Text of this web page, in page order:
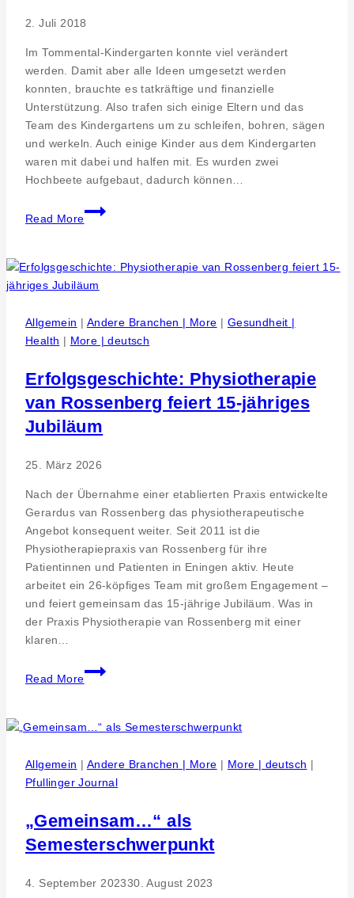
2. Juli 2018
Im Tommental-Kindergarten konnte viel verändert
werden. Damit aber alle Ideen umgesetzt werden
konnten, brauchte es tatkräftige und finanzielle
Unterstützung. Also trafen sich einige Eltern und das
Team des Kindergartens um zu schleifen, bohren, sägen
und werkeln. Auch einige Kinder aus dem Kindergarten
waren mit dabei und halfen mit. Es wurden zwei
Hochbeete aufgebaut, dadurch können…
Read More
Soziales
Engagement.
für
Tommentalkindergarten
Allgemein | Andere Branchen | More | Gesundheit |
Health | More | deutsch
Erfolgsgeschichte: Physiotherapie
van Rossenberg feiert 15-jähriges
Jubiläum
25. März 2026
Nach der Übernahme einer etablierten Praxis entwickelte
Gerardus van Rossenberg das physiotherapeutische
Angebot konsequent weiter. Seit 2011 ist die
Physiotherapiepraxis van Rossenberg für ihre
Patientinnen und Patienten in Eningen aktiv. Heute
arbeitet ein 26-köpfiges Team mit großem Engagement –
und feiert gemeinsam das 15-jährige Jubiläum. Was in
der Praxis Physiotherapie van Rossenberg mit einer
klaren…
Read More
Erfolgsgeschichte:
Physiotherapie
Rossenberg
15-
jähriges
Allgemein | Andere Branchen | More | More | deutsch |
Pfullinger Journal
„Gemeinsam…“ als
Semesterschwerpunkt
4. September 202330. August 2023